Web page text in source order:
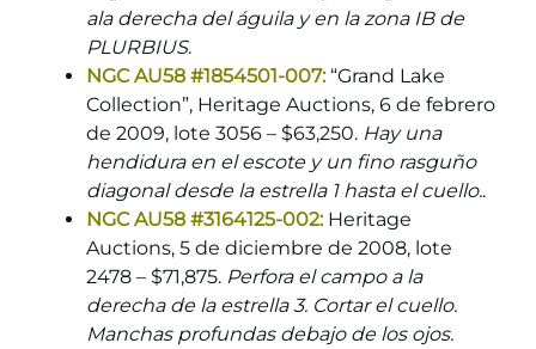
ala derecha del águila y en la zona IB de
PLURBIUS.
NGC AU58 #1854501-007:“Grand Lake
Collection”, Heritage Auctions, 6 de febrero
de 2009, lote 3056 – $63,250. Hay una
hendidura en el escote y un fino rasguño
diagonal desde la estrella 1 hasta el cuello..
NGC AU58 #3164125-002:Heritage
Auctions, 5 de diciembre de 2008, lote
2478 – $71,875. Perfora el campo a la
derecha de la estrella 3. Cortar el cuello.
Manchas profundas debajo de los ojos.